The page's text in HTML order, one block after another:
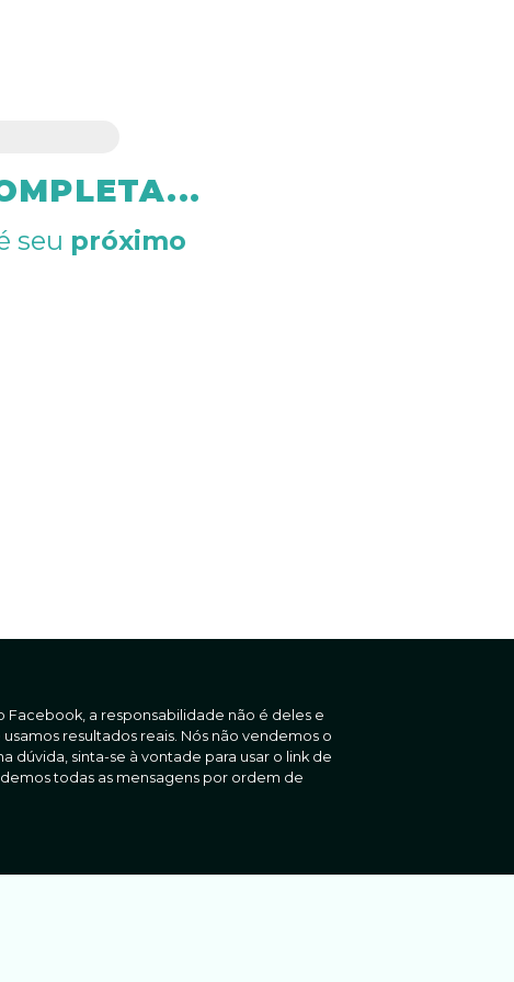
seu próximo
Facebook, a responsabilidade não é deles e
resultados reais. Nós não vendemos o
dúvida, sinta-se à vontade para usar o link de
todas as mensagens por ordem de